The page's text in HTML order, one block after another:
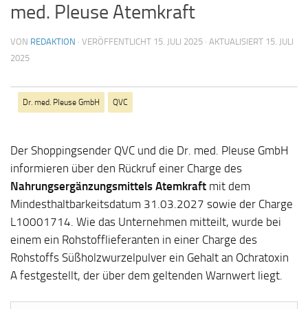
med. Pleuse Atemkraft
VON REDAKTION · VERÖFFENTLICHT 15. JULI 2025 · AKTUALISIERT 15. JULI
2025
Dr. med. Pleuse GmbH QVC
Der Shoppingsender QVC und die Dr. med. Pleuse GmbH
informieren über den Rückruf einer Charge des
Nahrungsergänzungsmittels Atemkraft mit dem
Mindesthaltbarkeitsdatum 31.03.2027 sowie der Charge
L10001714. Wie das Unternehmen mitteilt, wurde bei
einem ein Rohstofflieferanten in einer Charge des
Rohstoffs Süßholzwurzelpulver ein Gehalt an Ochratoxin
A festgestellt, der über dem geltenden Warnwert liegt.